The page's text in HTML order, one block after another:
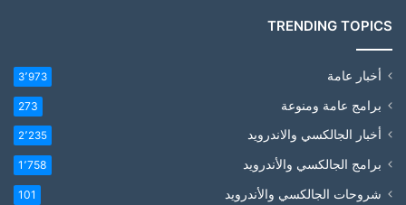
TRENDING TOPICS
أخبار عامة 3٬973
برامج عامة ومنوعة 273
أخبار الجالكسي والاندرويد 2٬235
برامج الجالكسي والأندرويد 1٬758
شروحات الجالكسي والأندرويد 101